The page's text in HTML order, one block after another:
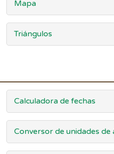
Mapa
Triángulos
Calculadora de fechas
Conversor de unidades de